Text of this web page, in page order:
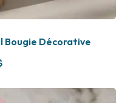
Bougie Décorative